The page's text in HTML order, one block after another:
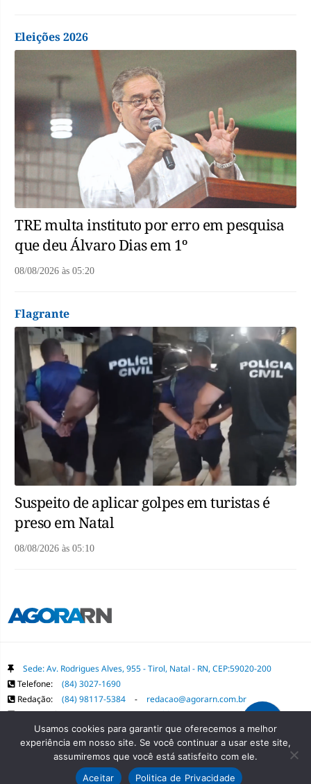
Eleições 2026
TRE multa instituto por erro em pesquisa
que deu Álvaro Dias em 1º
08/08/2026 às 05:20
Flagrante
Suspeito de aplicar golpes em turistas é
preso em Natal
08/08/2026 às 05:10
Sede: Av. Rodrigues Alves, 955 - Tirol, Natal - RN, CEP:59020-200
Telefone:
(84) 3027-1690
Redação:
(84) 98117-5384 -
redacao@agorarn.com.br
Comercial: (84) 98117-1718 - publica@agorarn.com.br
Copyright Grupo Agora RN. Todos os direitos reservados. É proibida a
reprodução do conteúdo desta página em qualquer meio de comunicação,
eletrônico ou impresso, sem autorização prévia.
Usamos cookies para garantir que oferecemos a melhor
experiência em nosso site. Se você continuar a usar este site,
assumiremos que você está satisfeito com ele.
Aceitar
Politica de Privacidade